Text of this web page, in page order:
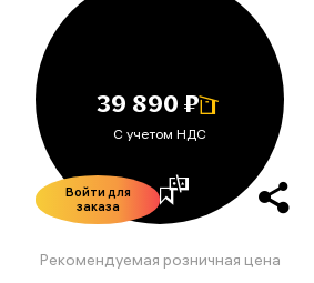
39 890 ₽
С учетом НДС
Войти для
заказа
Рекомендуемая розничная цена